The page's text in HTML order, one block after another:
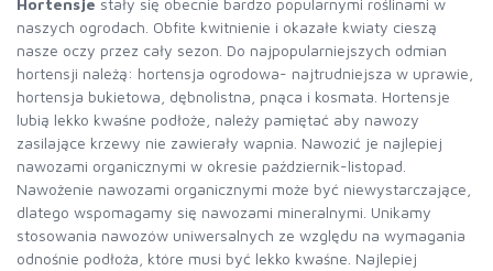
Hortensje stały się obecnie bardzo popularnymi roślinami w
naszych ogrodach. Obfite kwitnienie i okazałe kwiaty cieszą
nasze oczy przez cały sezon. Do najpopularniejszych odmian
hortensji należą: hortensja ogrodowa- najtrudniejsza w uprawie,
hortensja bukietowa, dębnolistna, pnąca i kosmata. Hortensje
lubią lekko kwaśne podłoże, należy pamiętać aby nawozy
zasilające krzewy nie zawierały wapnia. Nawozić je najlepiej
nawozami organicznymi w okresie październik-listopad.
Nawożenie nawozami organicznymi może być niewystarczające,
dlatego wspomagamy się nawozami mineralnymi. Unikamy
stosowania nawozów uniwersalnych ze względu na wymagania
odnośnie podłoża, które musi być lekko kwaśne. Najlepiej